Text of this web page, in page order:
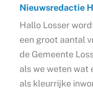
Nieuwsredactie
Hallo Losser
een groot aantal
de Gemeente
als we weten wat
als kleurrijke